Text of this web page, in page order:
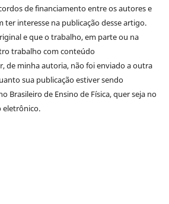
de financiamento entre os autores e
ter interesse na publicação desse artigo.
e que o trabalho, em parte ou na
trabalho com conteúdo
de minha autoria, não foi enviado a outra
sua publicação estiver sendo
Brasileiro de Ensino de Física, quer seja no
eletrônico.